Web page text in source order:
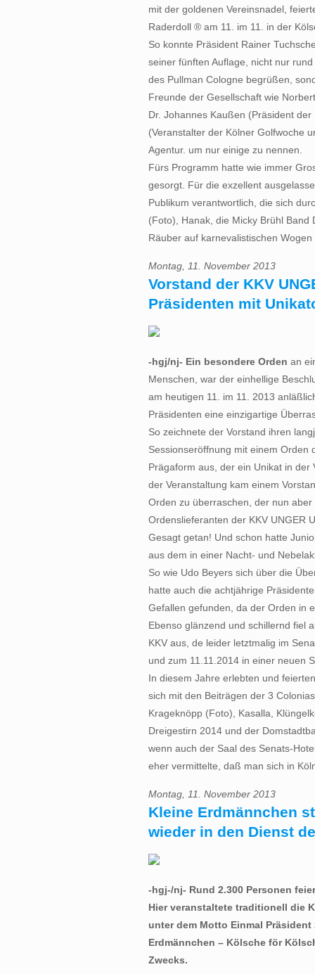
mit der goldenen Vereinsnadel,
Raderdoll ® am 11. im 11. in der
So konnte Präsident Rainer
seiner fünften Auflage, nicht nur
des Pullman Cologne begrüßen,
Freunde der Gesellschaft wie
Dr. Johannes Kaußen (Präsident
(Veranstalter der Kölner Golfwoche
Agentur. um nur einige zu nennen.
Fürs Programm hatte wie immer
gesorgt. Für die exzellent
Publikum verantwortlich, die sich
(Foto), Hanak, die Micky Brühl
Räuber auf karnevalistischen
Montag, 11. November 2013
Vorstand der KKV
Präsidenten mit
-hgj/nj- Ein besondere Orden an
Menschen, war der einhellige
am heutigen 11. im 11. 2013
Präsidenten eine einzigartige
So zeichnete der Vorstand ihren
Sessionseröffnung mit einem Orden
Prägaform aus, der ein Unikat in
der Veranstaltung kam einem
Orden zu überraschen, der nun
Ordenslieferanten der KKV UNGER
Gesagt getan! Und schon hatte
aus dem in einer Nacht- und
So wie Udo Beyers sich über die
hatte auch die achtjährige
Gefallen gefunden, da der Orden in
Ebenso glänzend und schillernd fiel
KKV aus, de leider letztmalig im
und zum 11.11.2014 in einer neuen
In diesem Jahre erlebten und
sich mit den Beiträgen der 3
Krageknöpp (Foto), Kasalla,
Dreigestirn 2014 und der
wenn auch der Saal des Senats-
eher vermittelte, daß man sich in
Montag, 11. November 2013
Kleine Erdmännchen
wieder in den Dienst
-hgj-/nj- Rund 2.300 Personen
Hier veranstaltete traditionell die
unter dem Motto Einmal
Erdmännchen – Kölsche för
Zwecks.